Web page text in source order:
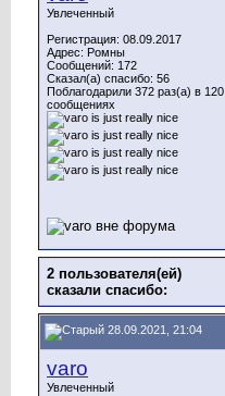
Увлеченный
Регистрация: 08.09.2017
Адрес: Ромны
Сообщений: 172
Сказал(а) спасибо: 56
Поблагодарили 372 раз(а) в 120
сообщениях
2 пользователя(ей)
сказали cпасибо:
28.09.2021, 21:04
varo
Увлеченный